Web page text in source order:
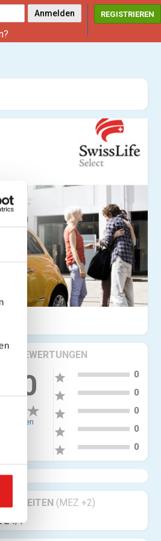
REGISTRIEREN
& BEWERTUNGEN
star 0
star 0
star 0
star 0
star 0
(MEZ +2)
24/7